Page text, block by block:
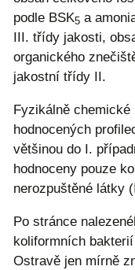
podle BSK5 a
III. třídy jakosti,
organického
jakostní třídy II.
Fyzikálně
hodnocených
většinou do I.
hodnoceny pouze
nerozpuštěné látky
Po stránce
koliformních
Ostravě jen mírně